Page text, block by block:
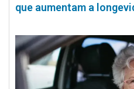
que aumentam a